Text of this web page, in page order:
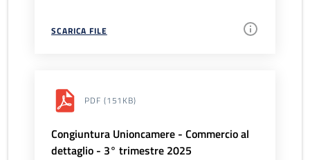
SCARICA FILE
PDF (151KB)
Congiuntura Unioncamere - Commercio al
dettaglio - 3° trimestre 2025